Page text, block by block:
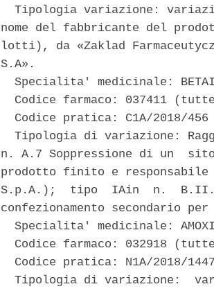
Tipologia variazione:
nome del fabbricante del
lotti), da «Zaklad
S.A».
Specialita' medicinale:
Codice farmaco: 037411
Codice pratica: C1A/2018/
Tipologia di variazione:
n. A.7 Soppressione di un
prodotto finito e
S.p.A.);  tipo  IAin  n.
confezionamento secondario
Specialita' medicinale:
Codice farmaco: 032918
Codice pratica: N1A/2018/
Tipologia di variazione: